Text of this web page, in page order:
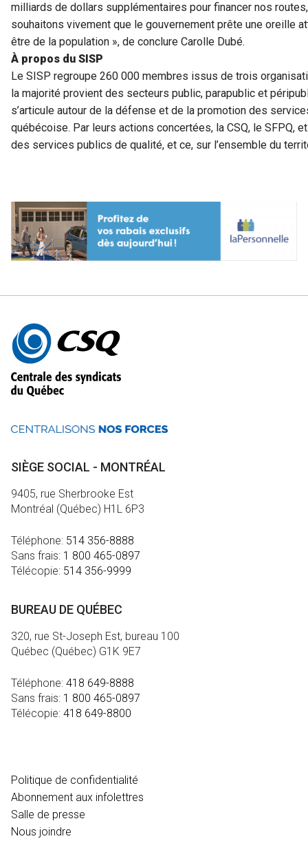
milliards de dollars supplémentaires pour financer nos
souhaitons vivement que le gouvernement prête une oreille
être de la population », de conclure Carolle Dubé.
À propos du SISP
Le SISP regroupe 260 000 membres issus de trois
la majorité provient des secteurs public, parapublic et
s’articule autour de la défense et de la promotion des
québécoise. Par leurs actions concertées, la CSQ, le SFPQ,
des services publics de qualité, et ce, sur l’ensemble du
Autres
informations
SIÈGE SOCIAL - MONTRÉAL
9405, rue Sherbrooke Est
Montréal (Québec) H1L 6P3
Téléphone: 514 356-8888
Sans frais: 1 800 465-0897
Télécopie: 514 356-9999
BUREAU DE QUÉBEC
320, rue St-Joseph Est, bureau 100
Québec (Québec) G1K 9E7
Téléphone: 418 649-8888
Sans frais: 1 800 465-0897
Télécopie: 418 649-8800
Politique de confidentialité
Abonnement aux infolettres
Salle de presse
Nous joindre